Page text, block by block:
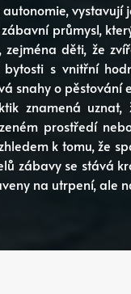
vystavují
průmysl,
děti, že
s vnitřní
snahy o pěstování
znamená
prostředí
k tomu, že
zábavy se stává
na utrpení, ale